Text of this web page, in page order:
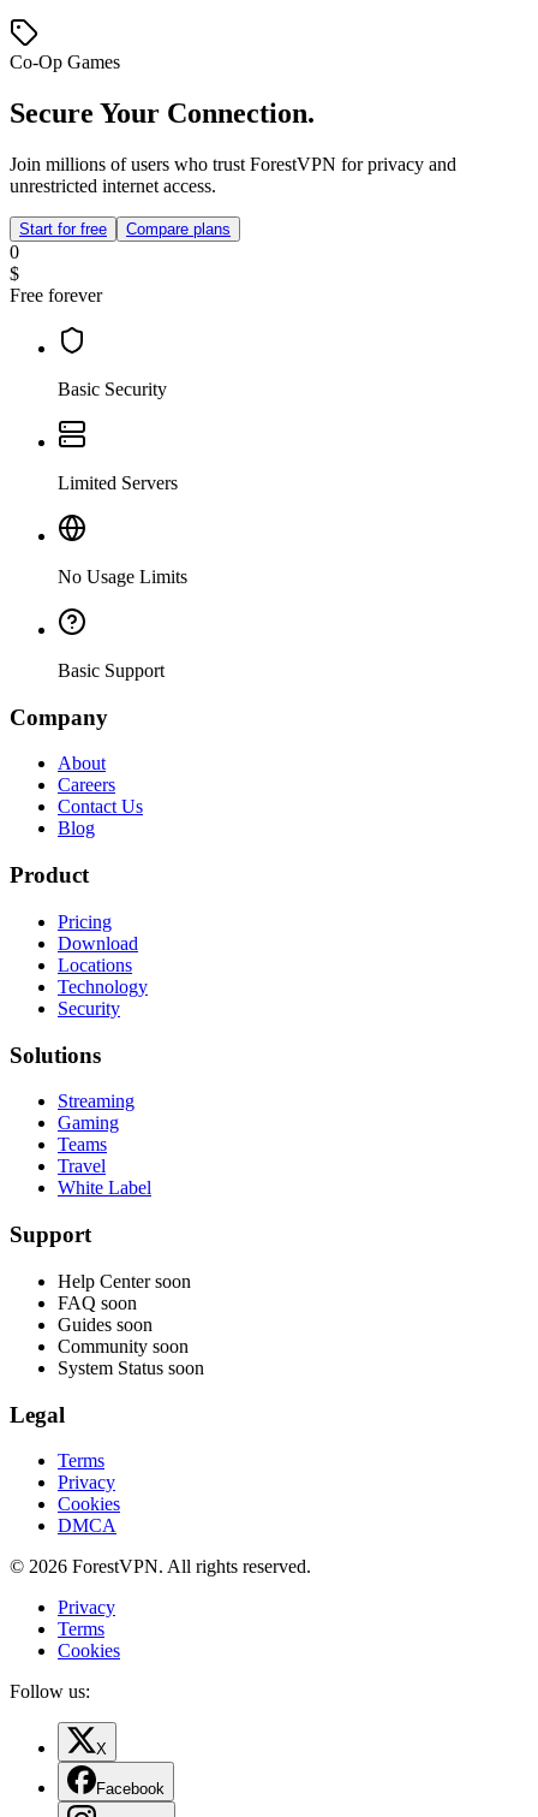
Co-Op Games
Secure Your Connection.
Join millions of users who trust ForestVPN for privacy and
unrestricted internet access.
Start for free Compare plans
0
$
Free forever
Basic Security
Limited Servers
No Usage Limits
Basic Support
Company
About
Careers
Contact Us
Blog
Product
Pricing
Download
Locations
Technology
Security
Solutions
Streaming
Gaming
Teams
Travel
White Label
Support
Help Center soon
FAQ soon
Guides soon
Community soon
System Status soon
Legal
Terms
Privacy
Cookies
DMCA
© 2026 ForestVPN. All rights reserved.
Privacy
Terms
Cookies
Follow us:
X
Facebook